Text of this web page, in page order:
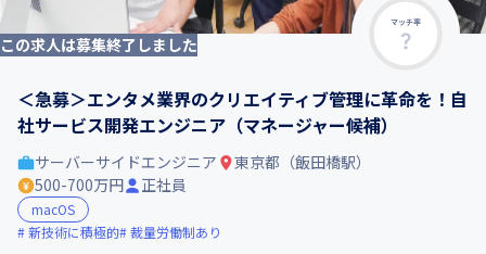
マッチ率
この求人は募集終了しました
＜急募＞エンタメ業界のクリエイティブ管理に革命を！自
社サービス開発エンジニア（マネージャー候補）
サーバーサイドエンジニア
東京都（飯田橋駅）
500-700万円
正社員
macOS
新技術に積極的 裁量労働制あり